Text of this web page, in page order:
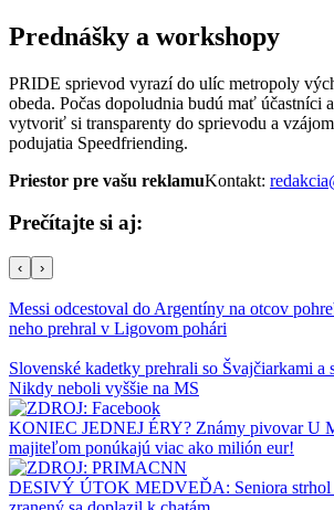
Prednášky a workshopy
PRIDE sprievod vyrazí do ulíc metropoly
obeda. Počas dopoludnia budú mať účastníci
vytvoriť si transparenty do sprievodu a
podujatia Speedfriending.
Priestor pre vašu reklamuKontakt:
Prečítajte si aj:
‹ ›
Messi odcestoval do Argentíny na otcov
neho prehral v Ligovom pohári
Slovenské kadetky prehrali so Švajčiarkami a
Nikdy neboli vyššie na MS
KONIEC JEDNEJ ÉRY? Známy pivovar U
majiteľom ponúkajú viac ako milión eur!
DESIVÝ ÚTOK MEDVEĎA: Seniora strhol